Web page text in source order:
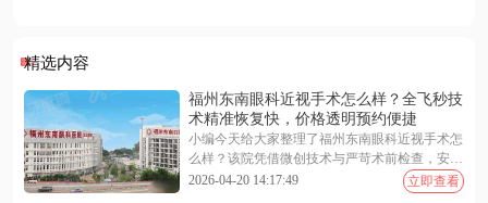
精选内容
福州东南眼科近视手术怎么样？全飞秒技
术精准恢复快，价格透明预约便捷
小编今天给大家整理了福州东南眼科近视手术怎
么样？该院凭借微创技术与严苛术前检查，安全
靠谱。福州东南眼科近视手术价格表显示，全飞
秒 9800 元起、半飞秒 7800 元起，收费透明无隐
2026-04-20 14:17:49 立即查看